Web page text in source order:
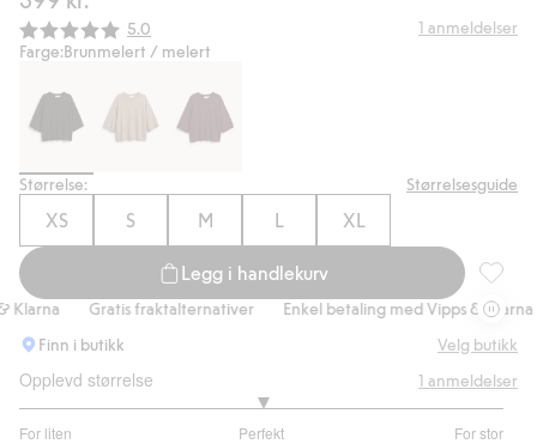
Gjennomsnittskarakter:
5.0 1 anmeldelser
Farge:Brunmelert / melert
Størrelse: Størrelsesguide
XS S M L XL
Legg i handlekurv
Gratis fraktalternativer Enkel betaling med Vipps & Klarna
Finn i butikk
Velg butikk
Opplevd størrelse
For liten Perfekt For stor
1 anmeldelser